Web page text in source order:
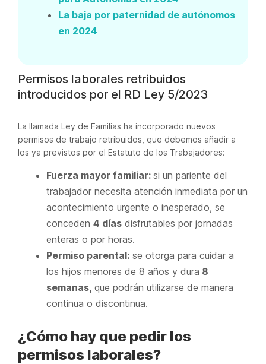
La baja por paternidad de autónomos
en 2024
Permisos laborales retribuidos
introducidos por el RD Ley 5/2023
La llamada Ley de Familias ha incorporado nuevos
permisos de trabajo retribuidos, que debemos añadir a
los ya previstos por el Estatuto de los Trabajadores:
Fuerza mayor familiar: si un pariente del
trabajador necesita atención inmediata por un
acontecimiento urgente o inesperado, se
conceden 4 días disfrutables por jornadas
enteras o por horas.
Permiso parental: se otorga para cuidar a
los hijos menores de 8 años y dura 8
semanas, que podrán utilizarse de manera
continua o discontinua.
¿Cómo hay que pedir los
permisos laborales?